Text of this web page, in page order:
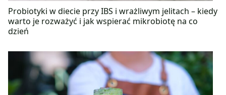
Probiotyki w diecie przy IBS i wrażliwym jelitach – kiedy
warto je rozważyć i jak wspierać mikrobiotę na co
dzień